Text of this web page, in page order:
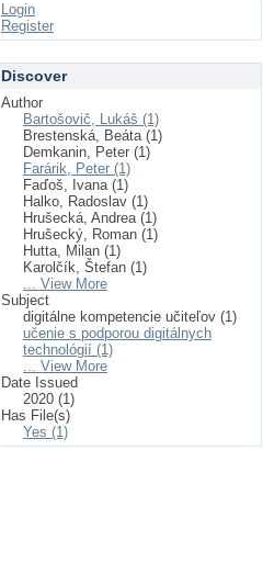
Login
Register
Discover
Author
Bartošovič, Lukáš (1)
Brestenská, Beáta (1)
Demkanin, Peter (1)
Farárik, Peter (1)
Faďoš, Ivana (1)
Halko, Radoslav (1)
Hrušecká, Andrea (1)
Hrušecký, Roman (1)
Hutta, Milan (1)
Karolčík, Štefan (1)
... View More
Subject
digitálne kompetencie učiteľov (1)
učenie s podporou digitálnych
technológií (1)
... View More
Date Issued
2020 (1)
Has File(s)
Yes (1)